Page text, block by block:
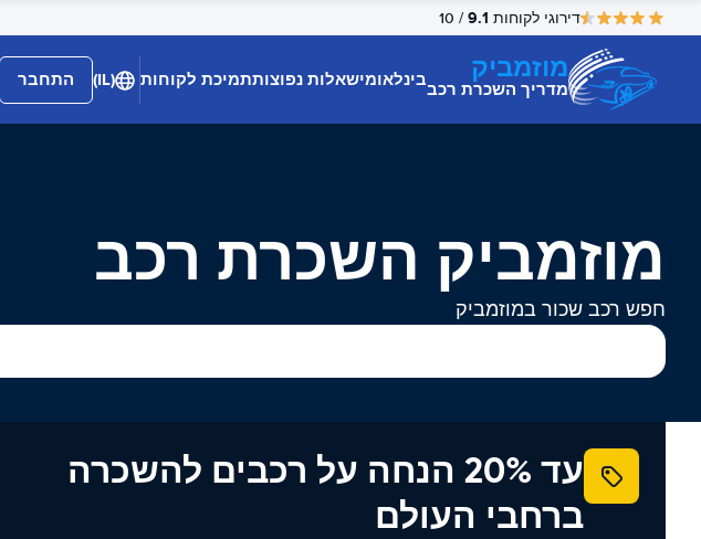
דירוגי לקוחות 9.1
/ 10
מוזמביק
מדריך השכרת רכבבינלאומישאלות נפוצותתמיכת לקוחות (IL) התחבר
מוזמביק השכרת רכב
חפש רכב שכור במוזמביק
עד 20% הנחה על רכבים להשכרה
ברחבי העולם